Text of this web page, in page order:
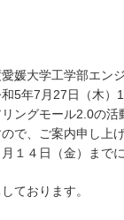
愛媛大学工学部エン
5年7月27日（木）
ングモール2.0の活
で、ご案内申し上げ
１４日（金）まで
ております。